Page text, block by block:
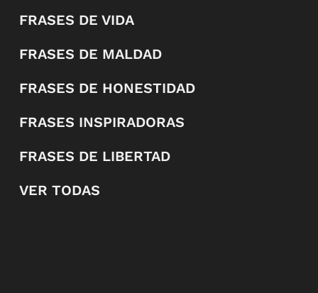
FRASES DE VIDA
FRASES DE MALDAD
FRASES DE HONESTIDAD
FRASES INSPIRADORAS
FRASES DE LIBERTAD
VER TODAS